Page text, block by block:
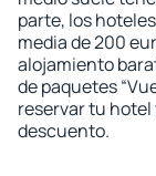
parte, los
media de 200
alojamiento
de paquetes
reservar tu hotel
descuento.